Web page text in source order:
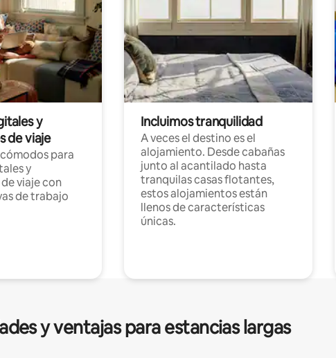
y
de viaje
para
y
viaje con
de trabajo
Incluimos tranquilidad
A veces el destino es el
alojamiento. Desde cabañas
junto al acantilado hasta
tranquilas casas flotantes,
estos alojamientos están
llenos de características
únicas.
y ventajas para estancias largas